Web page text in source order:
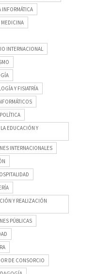
INFORMÁTICA
MEDICINA
INTERNACIONAL
Y FISIATRÍA
EDUCACIÓN Y
INTERNACIONALES
Y REALIZACIÓN
PÚBLICAS
DE CONSORCIO